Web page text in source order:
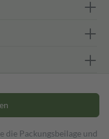
die Packungsbeilage und